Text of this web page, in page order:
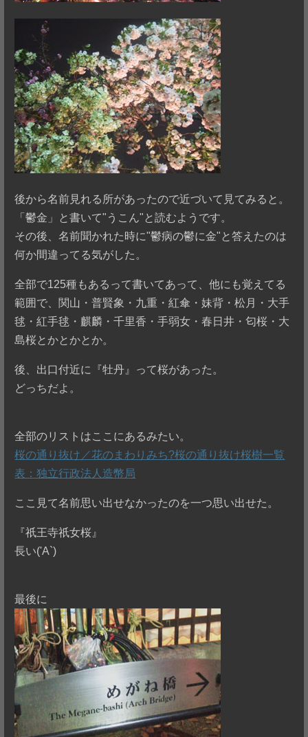
後から名前見れる所があったので近づいて見てみると。
「鬱金」と書いて"うこん"と読むようです。
その後、名前聞かれた時に"鬱病の鬱に金"と答えたのは
何か間違ってる気がした。
全部で125種もあるって書いてあって、他にも覚えてる
範囲で、関山・普賢象・九重・紅傘・妹背・松月・大手
毬・紅手毬・麒麟・千里香・手弱女・春日井・匂桜・大
島桜とかとかとか。
後、出口付近に『牡丹』って桜があった。
どっちだよ。
全部のリストはここにあるみたい。
桜の通り抜け／花のまわりみち?桜の通り抜け桜樹一覧
表：独立行政法人造幣局
ここ見て名前思い出せなかったのを一つ思い出せた。
『祇王寺祇女桜』
長い('A`)
最後に